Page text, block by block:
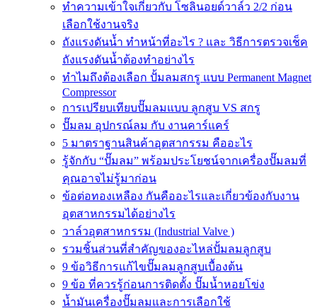
ทำความเข้าใจเกี่ยวกับ โซลินอยด์วาล์ว 2/2 ก่อน
เลือกใช้งานจริง
ถังแรงดันน้ำ ทำหน้าที่อะไร ? และ วิธีการตรวจเช็ค
ถังแรงดันน้ำต้องทำอย่างไร
ทำไมถึงต้องเลือก ปั้มลมสกรู แบบ Permanent Magnet
Compressor
การเปรียบเทียบปั๊มลมแบบ ลูกสูบ VS สกรู
ปั๊มลม อุปกรณ์ลม กับ งานคาร์แคร์
5 มาตราฐานสินค้าอุตสากรรม คืออะไร
รู้จักกับ “ปั๊มลม” พร้อมประโยชน์จากเครื่องปั๊มลมที่
คุณอาจไม่รู้มาก่อน
ข้อต่อทองเหลือง กันคืออะไรและเกี่ยวข้องกับงาน
อุตสาหกรรมได้อย่างไร
วาล์วอุตสาหกรรม (Industrial Valve )
รวมชิ้นส่วนที่สำคัญของอะไหล่ปั้มลมลูกสูบ
9 ข้อวิธีการแก้ไขปั๊มลมลูกสูบเบื้องต้น
9 ข้อ ที่ควรรู้ก่อนการติดตั้ง ปั๊มน้ำหอยโข่ง
น้ำมันเครื่องปั๊มลมและการเลือกใช้